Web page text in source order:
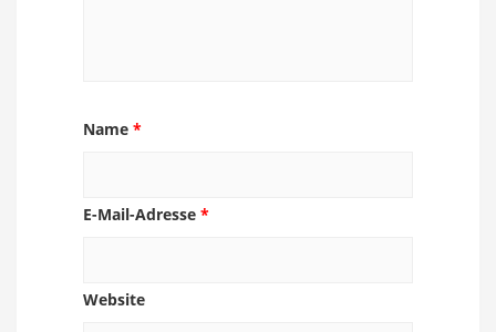
Name *
E-Mail-Adresse *
Website